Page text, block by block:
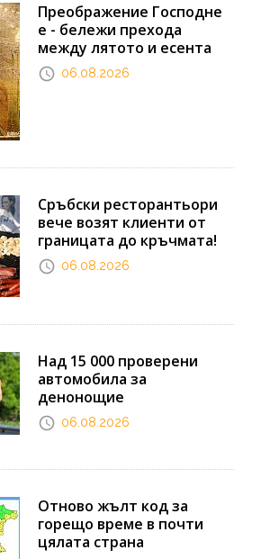
Преображение Господне
е - бележи прехода
между лятото и есента
06.08.2026
Сръбски ресторантьори
вече возят клиенти от
границата до кръчмата!
06.08.2026
Над 15 000 проверени
автомобила за
денонощие
06.08.2026
Отново жълт код за
горещо време в почти
цялата страна